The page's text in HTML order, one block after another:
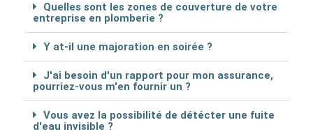
Quelles sont les zones de couverture de votre
entreprise en plomberie ?
Y at-il une majoration en soirée ?
J'ai besoin d'un rapport pour mon assurance,
pourriez-vous m'en fournir un ?
Vous avez la possibilité de détécter une fuite
d'eau invisible ?